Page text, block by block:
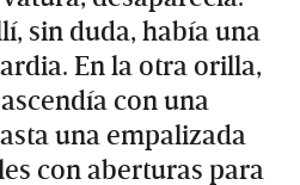
sin duda, había una
En la otra orilla,
con una
una empalizada
con aberturas para